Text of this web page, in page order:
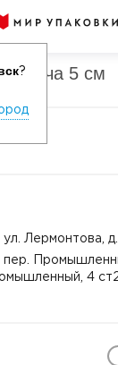
?
скотча 5 см
ул. Лермонтова,
пер.
4